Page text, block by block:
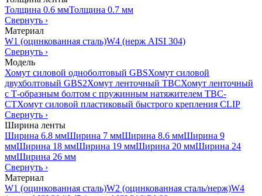
Толщина 0.6 ммТолщина 0.7 мм
Свернуть ›
Материал
W1 (оцинкованная сталь)W4 (нерж AISI 304)
Свернуть ›
Модель
Хомут силовой одноболтовый GBSХомут силовой
двухболтовый GBS2Хомут ленточный TBCХомут ленточный
с Т-образным болтом с пружинным натяжителем TBC-
CTХомут силовой пластиковый быстрого крепления CLIP
Свернуть ›
Ширина ленты
Ширина 6.8 ммШирина 7 ммШирина 8.6 ммШирина 9
ммШирина 18 ммШирина 19 ммШирина 20 ммШирина 24
ммШирина 26 мм
Свернуть ›
Материал
W1 (оцинкованная сталь)W2 (оцинкованная сталь/нерж)W4